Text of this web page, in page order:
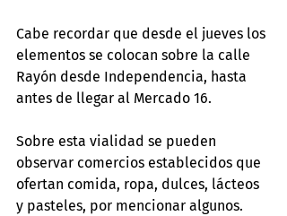
Cabe recordar que desde el jueves los
elementos se colocan sobre la calle
Rayón desde Independencia, hasta
antes de llegar al Mercado 16.
Sobre esta vialidad se pueden
observar comercios establecidos que
ofertan comida, ropa, dulces, lácteos
y pasteles, por mencionar algunos.